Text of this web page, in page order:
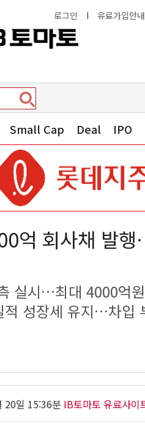
로그인 I 유료가입안내
Small Cap Deal IPO
억 회사채 발
실시…최대 4000억
적 성장세 유지…차입
20일 15:36분 IB토마토 유료사이